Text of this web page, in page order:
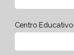
Centro Educativo